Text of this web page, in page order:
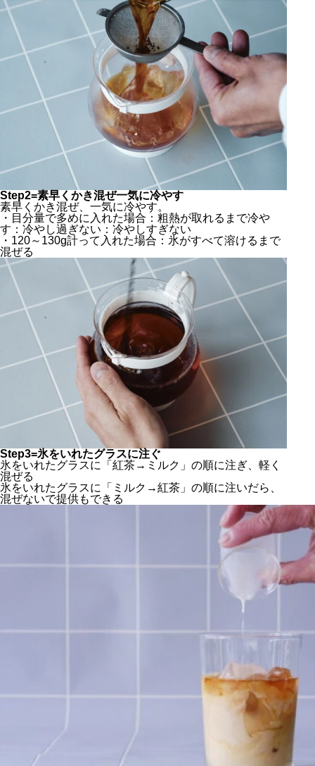
Step2=素早くかき混ぜ一気に冷やす
素早くかき混ぜ、一気に冷やす。
・目分量で多めに入れた場合：粗熱が取れるまで冷や
す：冷やし過ぎない：冷やしすぎない
・120～130g計って入れた場合：氷がすべて溶けるまで
混ぜる
Step3=氷をいれたグラスに注ぐ
氷をいれたグラスに「紅茶→ミルク」の順に注ぎ、軽く
混ぜる
氷をいれたグラスに「ミルク→紅茶」の順に注いだら、
混ぜないで提供もできる